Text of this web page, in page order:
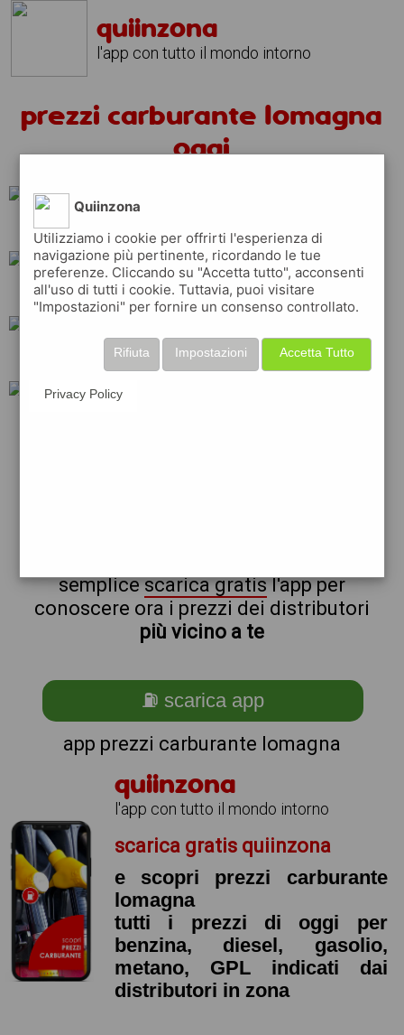
quiinzona
l'app con tutto il mondo intorno
prezzi carburante lomagna
oggi
ip
esso q8 tamoil
eni erg
semplicescarica gratisl'app per
conoscere ora i prezzi dei distributori
più vicino a te
⛽ scarica app
app prezzi carburante lomagna
quiinzona
l'app con tutto il mondo intorno
scarica gratis quiinzona
e scopri prezzi carburante
lomagna
tutti i prezzi di oggi per
benzina, diesel, gasolio,
metano, GPL indicati dai
distributori in zona
Quiinzona
Utilizziamo i cookie per offrirti l'esperienza di
navigazione più pertinente, ricordando le tue
preferenze. Cliccando su "Accetta tutto", acconsenti
all'uso di tutti i cookie. Tuttavia, puoi visitare
"Impostazioni" per fornire un consenso controllato.
Accetta Tutto
Impostazioni
Rifiuta
Privacy Policy